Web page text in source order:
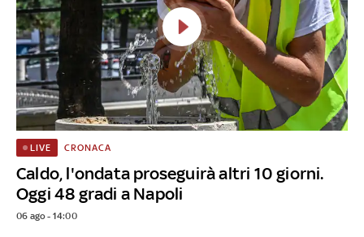
Caldo, l'ondata proseguirà altri 10 giorni.
Oggi 48 gradi a Napoli
LIVE CRONACA
06 ago - 14:00